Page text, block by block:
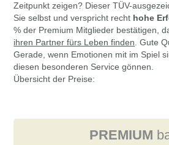
Zeitpunkt zeigen? Dieser TÜV-
Sie selbst und verspricht recht hohe
% der Premium Mitglieder bestätigen,
ihren Partner fürs Leben finden . Gute
Gerade, wenn Emotionen mit im Spiel
diesen besonderen Service gönnen.
Übersicht der Preise:
PREMIUM